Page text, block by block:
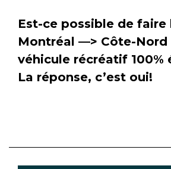
Est-ce possible de
Montréal —> Côte-Nord
véhicule récréatif 100%
La réponse, c’est oui!